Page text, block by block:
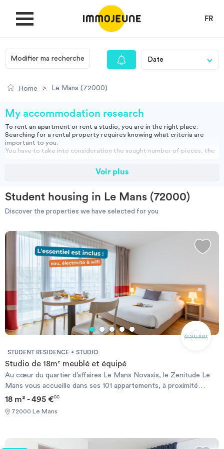
FR
MY ACCOUNT
Looking for a rent
Propose accommodation
Cities
Invest
Modifier ma recherche
Home > Le Mans (72000)
My accommodation research
To rent an apartment or rent a studio, you are in the right place.
Searching for a rental property requires knowing what criteria are
important to you.
You have to take into consideration the sought number of pieces, the
You can rent a furnished apartment, which will allow you to move in
Studio, empty or furnished, short or long term rental: find our housing
ads and do your search to find the right accommodation for you.
Voir plus
Student housing in Le Mans (72000)
Discover the properties we have selected for you
STUDENT RESIDENCE STUDIO
Studio de 18m² meublé et équipé
Au cœur du quartier d’affaires Le Mans Novaxis, le Zenitude Le
Mans vous accueille dans ses 101 appartements, à proximité
immédiate de la gare TGV. Tous les logements sont dotés d’une
kitchenette équipée, d’un espace bureau, d’une télévision à écran
plat et d’une salle de bain privative. Une connexion Wi-Fi gratuite
buffet est accessible chaque matin. Le Zenitude Le Mans
18 m² - 495 €CC
72000 Le Mans